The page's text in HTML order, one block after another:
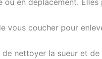
en déplacement.
vous coucher pour
nettoyer la sueur et